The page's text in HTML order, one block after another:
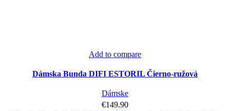
Add to compare
Dámska Bunda DIFI ESTORIL Čierno-ružová
Dámske
€149.90